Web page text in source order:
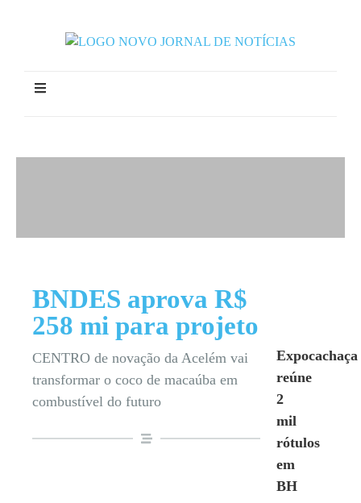
BNDES aprova R$
258 mi para projeto
CENTRO de novação da Acelém vai
transformar o coco de macaúba em
combustível do futuro
Expocachaça
reúne
2
mil
rótulos
em
BH